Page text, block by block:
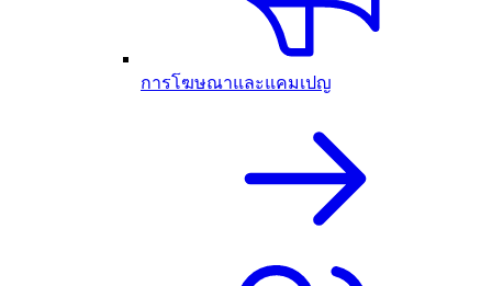
การโฆษณาและแคมเปญ